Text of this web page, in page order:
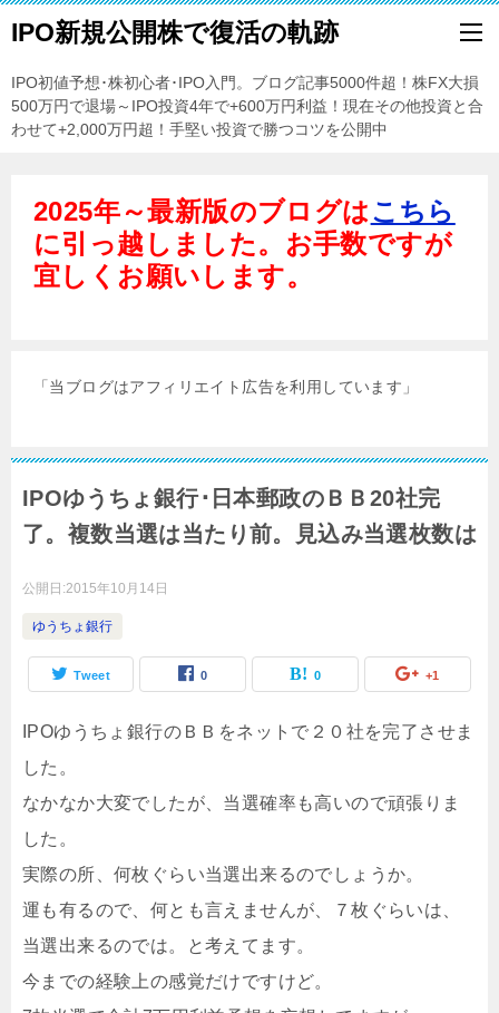
IPO新規公開株で復活の軌跡
IPO初値予想･株初心者･IPO入門。ブログ記事5000件超！株FX大損
500万円で退場～IPO投資4年で+600万円利益！現在その他投資と合
わせて+2,000万円超！手堅い投資で勝つコツを公開中
2025年～最新版のブログはこちら
に引っ越しました。お手数ですが
宜しくお願いします。
「当ブログはアフィリエイト広告を利用しています」
IPOゆうちょ銀行･日本郵政のＢＢ20社完
了。複数当選は当たり前。見込み当選枚数は
公開日:2015年10月14日
ゆうちょ銀行
Tweet 0 0 +1
IPOゆうちょ銀行のＢＢをネットで２０社を完了させま
した。
なかなか大変でしたが、当選確率も高いので頑張りま
した。
実際の所、何枚ぐらい当選出来るのでしょうか。
運も有るので、何とも言えませんが、７枚ぐらいは、
当選出来るのでは。と考えてます。
今までの経験上の感覚だけですけど。